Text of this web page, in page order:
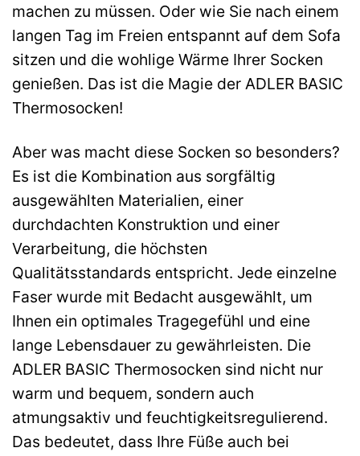
machen zu müssen. Oder wie Sie nach einem
langen Tag im Freien entspannt auf dem Sofa
sitzen und die wohlige Wärme Ihrer Socken
genießen. Das ist die Magie der ADLER BASIC
Thermosocken!
Aber was macht diese Socken so besonders?
Es ist die Kombination aus sorgfältig
ausgewählten Materialien, einer
durchdachten Konstruktion und einer
Verarbeitung, die höchsten
Qualitätsstandards entspricht. Jede einzelne
Faser wurde mit Bedacht ausgewählt, um
Ihnen ein optimales Tragegefühl und eine
lange Lebensdauer zu gewährleisten. Die
ADLER BASIC Thermosocken sind nicht nur
warm und bequem, sondern auch
atmungsaktiv und feuchtigkeitsregulierend.
Das bedeutet, dass Ihre Füße auch bei